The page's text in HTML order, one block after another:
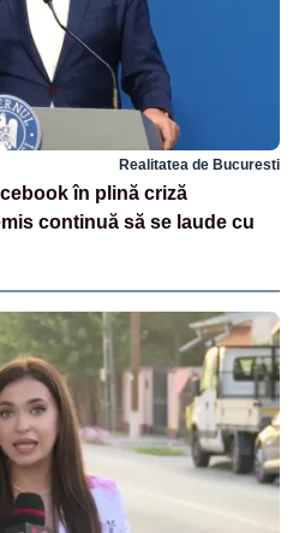
Realitatea de Bucuresti
în plină criză
continuă să se laude cu